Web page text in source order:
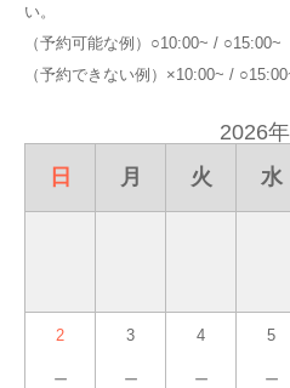
い。
（予約可能な例）○10:00~ / ○15:00~
（予約できない例）×10:00~ /
2026
日
月 火 水
2
－
3
－
4
－
5
－